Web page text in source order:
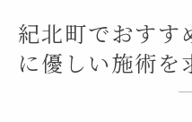
紀北町でおすす
に優しい施術を